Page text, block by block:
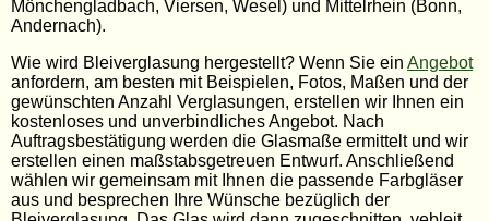
Mönchengladbach, Viersen, Wesel) und Mittelrhein (Bonn,
Andernach).
Wie wird Bleiverglasung hergestellt? Wenn Sie ein Angebot
anfordern, am besten mit Beispielen, Fotos, Maßen und der
gewünschten Anzahl Verglasungen, erstellen wir Ihnen ein
kostenloses und unverbindliches Angebot. Nach
Auftragsbestätigung werden die Glasmaße ermittelt und wir
erstellen einen maßstabsgetreuen Entwurf. Anschließend
wählen wir gemeinsam mit Ihnen die passende Farbgläser
aus und besprechen Ihre Wünsche bezüglich der